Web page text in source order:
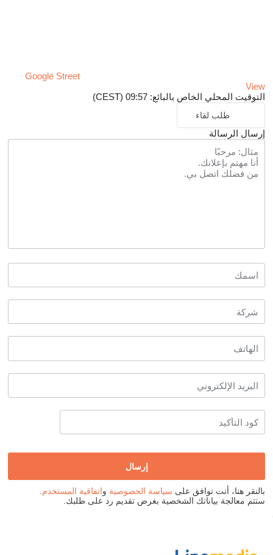
Google Street
View
التوقيت المحلي الخاص بالبائع: 09:57 (CEST)
طلب لقاء
إرسال الرسالة
بالنقر هنا، أنت توافق على سياسة الخصوصية و اتفاقية المستخدم.
ستتم معالجة بياناتك الشخصية بغرض تقديم رد على طلبك.